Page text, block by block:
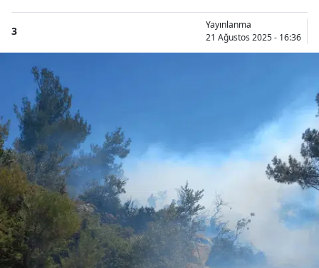
3
Yayınlanma
21 Ağustos 2025 - 16:36